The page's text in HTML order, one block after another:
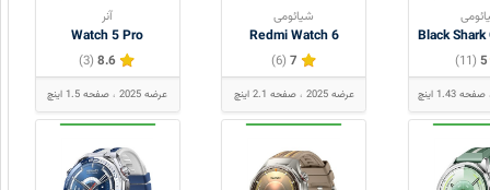
Black Shark
5
(11)
صفحه 1.43 اینچ
شیائومی
Redmi Watch 6
7
(6)
عرضه 2025 صفحه 2.1 اینچ
آنر
Watch 5 Pro
8.6
(3)
عرضه 2025 صفحه 1.5 اینچ